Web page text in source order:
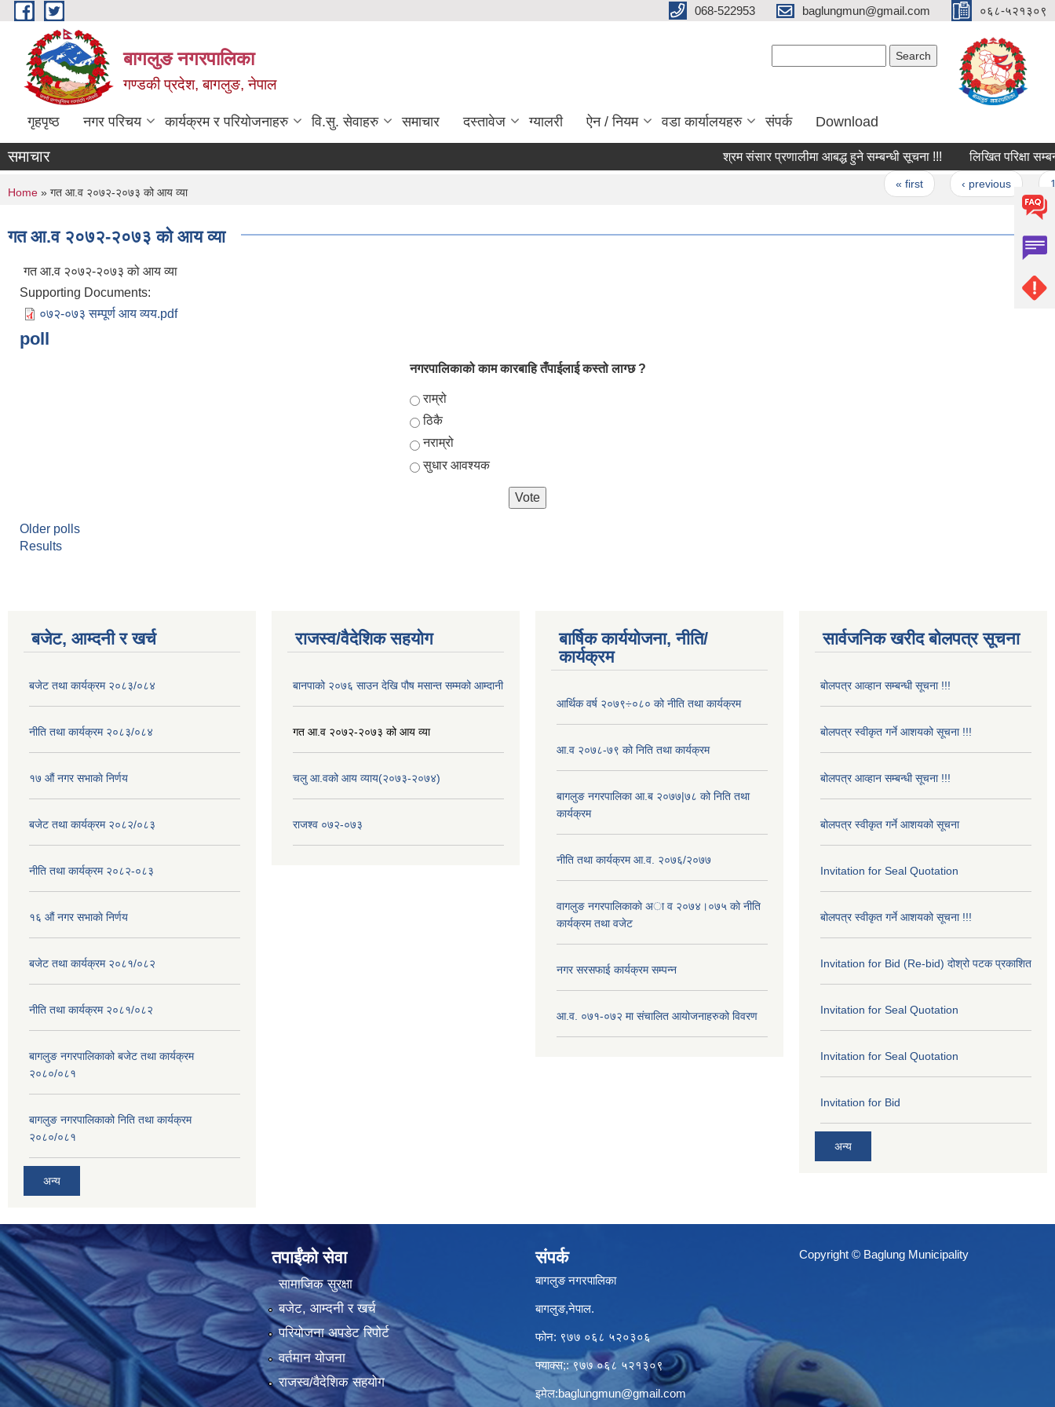
Skip to main content 068-522953 baglungmun@gmail.com ०६८-५२१३०९
बागलुङ नगरपालिका
गण्डकी प्रदेश, बागलुङ, नेपाल
गृहपृष्ठ नगर परिचय कार्यक्रम र परियोजनाहरु वि.सु. सेवाहरु समाचार दस्तावेज ग्यालरी ऐन / नियम वडा कार्यालयहरु संपर्क Download
समाचार श्रम संसार प्रणालीमा आबद्ध हुने सम्बन्धी सूचना !!! लिखित परिक्षा सम्बन्धी
« first ‹ previous
You are here
Home » गत आ.व २०७२-२०७३ को आय व्या
गत आ.व २०७२-२०७३ को आय व्या
गत आ.व २०७२-२०७३ को आय व्या
Supporting Documents:
०७२-०७३ सम्पूर्ण आय व्यय.pdf
poll
नगरपालिकाको काम कारबाहि तँपाईलाई कस्तो लाग्छ ?
Choices
राम्रो
ठिकै
नराम्रो
सुधार आवश्यक
Older polls
Results
बजेट, आम्दनी र खर्च
बजेट तथा कार्यक्रम २०८३/०८४
नीति तथा कार्यक्रम २०८३/०८४
१७ ‌‍औं नगर सभाकाे निर्णय
बजेट तथा कार्यक्रम २०८२/०८३
नीति तथा कार्यक्रम २०८२-०८३
१६ ‌औं नगर सभाकाे निर्णय
बजेट तथा कार्यक्रम २०८१/०८२
नीति तथा कार्यक्रम २०८१/०८२
बागलुङ नगरपालिकाको बजेट तथा कार्यक्रम
२०८०/०८१
बागलुङ नगरपालिकाको निति तथा कार्यक्रम
२०८०/०८१
अन्य
राजस्व/वैदेशिक सहयोग
बानपाको २०७६ साउन देखि पौष मसान्त सम्मको आम्दानी
गत आ.व २०७२-२०७३ को आय व्या
चलु आ.वको आय व्याय(२०७३-२०७४)
राजश्व ०७२-०७३
बार्षिक कार्ययोजना, नीति/
कार्यक्रम
आर्थिक वर्ष २०७९÷०८० को नीति तथा कार्यक्रम
आ.व २०७८-७९ को निति तथा कार्यक्रम
बागलुङ नगरपालिका आ.ब २०७७|७८ को निति तथा
कार्यक्रम
नीति तथा कार्यक्रम आ.व. २०७६/२०७७
वागलुङ नगरपालिकाकाे अा‍ व २०७४।०७५ काे नीति
कार्यक्रम तथा वजेट
नगर सरसफाई कार्यक्रम सम्पन्न
आ.व. ०७१-०७२ मा संचालित आयोजनाहरुको विवरण
सार्वजनिक खरीद बोलपत्र सूचना
बोलपत्र आव्हान सम्बन्धी सूचना !!!
बोलपत्र स्वीकृत गर्ने आशयको सूचना !!!
बोलपत्र आव्हान सम्बन्धी सूचना !!!
बोलपत्र स्वीकृत गर्ने आशयको सूचना
Invitation for Seal Quotation
बोलपत्र स्वीकृत गर्ने आशयको सूचना !!!
Invitation for Bid (Re-bid) दोश्रो पटक प्रकाशित
Invitation for Seal Quotation
Invitation for Seal Quotation
Invitation for Bid
अन्य
तपाईंको सेवा
सामाजिक सुरक्षा
बजेट, आम्दनी र खर्च
परियोजना अपडेट रिपोर्ट
वर्तमान योजना
राजस्व/वैदेशिक सहयोग
संपर्क
बागलुङ नगरपालिका
बागलुङ,नेपाल.
फोन: ९७७ ०६८ ५२०३०६
फ्याक्स;: ९७७ ०६८ ५२१३०९
इमेल:baglungmun@gmail.com
Copyright © Baglung Municipality